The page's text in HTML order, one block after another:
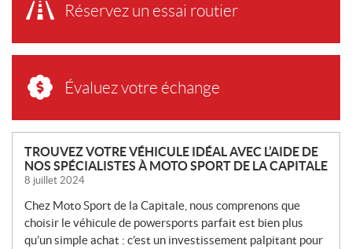
Réservez un essai routier
Évaluez votre échange
N
O
U
V
E
L
TROUVEZ VOTRE VÉHICULE IDÉAL AVEC L’AIDE DE
NOS SPÉCIALISTES À MOTO SPORT DE LA CAPITALE
8 juillet 2024
Chez Moto Sport de la Capitale, nous comprenons que
choisir le véhicule de powersports parfait est bien plus
qu’un simple achat : c’est un investissement palpitant pour